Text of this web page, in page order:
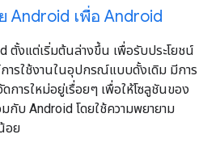
Android เพื่อ Android
ตั้งแต่เริ่มต้นล่างขึ้น เพื่อรับประโยชน์
ารใช้งานในอุปกรณ์แบบดั้งเดิม มีการ
การใหม่อยู่เรื่อยๆ เพื่อให้โซลูชันของ
กับ Android โดยใช้ความพยายาม
อย